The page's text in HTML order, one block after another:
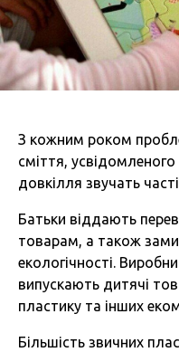
З кожним роком
сміття,
довкілля звучать
Батьки віддають
товарам, а також
екологічності.
випускають дитячі
пластику та інших
Більшість звичних